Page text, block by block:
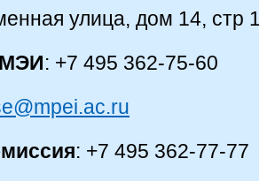
улица, дом 14, стр
: +7 495 362-75-60
: +7 495 362-77-77